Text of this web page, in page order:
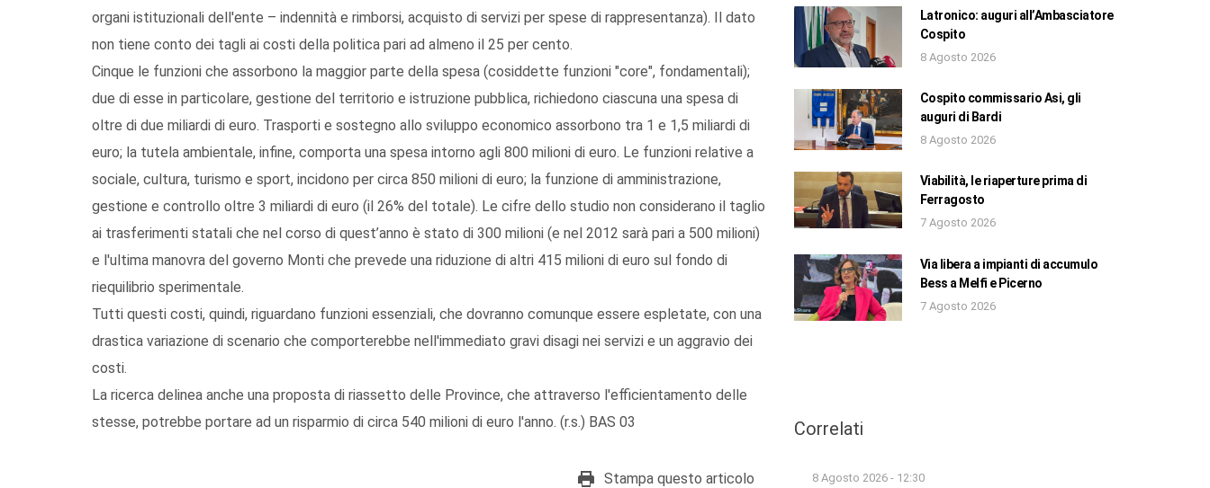
organi istituzionali dell'ente – indennità e rimborsi, acquisto di servizi per spese di rappresentanza). Il dato
non tiene conto dei tagli ai costi della politica pari ad almeno il 25 per cento.
Cinque le funzioni che assorbono la maggior parte della spesa (cosiddette funzioni "core", fondamentali);
due di esse in particolare, gestione del territorio e istruzione pubblica, richiedono ciascuna una spesa di
oltre di due miliardi di euro. Trasporti e sostegno allo sviluppo economico assorbono tra 1 e 1,5 miliardi di
euro; la tutela ambientale, infine, comporta una spesa intorno agli 800 milioni di euro. Le funzioni relative a
sociale, cultura, turismo e sport, incidono per circa 850 milioni di euro; la funzione di amministrazione,
gestione e controllo oltre 3 miliardi di euro (il 26% del totale). Le cifre dello studio non considerano il taglio
ai trasferimenti statali che nel corso di quest’anno è stato di 300 milioni (e nel 2012 sarà pari a 500 milioni)
e l'ultima manovra del governo Monti che prevede una riduzione di altri 415 milioni di euro sul fondo di
riequilibrio sperimentale.
Tutti questi costi, quindi, riguardano funzioni essenziali, che dovranno comunque essere espletate, con una
drastica variazione di scenario che comporterebbe nell'immediato gravi disagi nei servizi e un aggravio dei
costi.
La ricerca delinea anche una proposta di riassetto delle Province, che attraverso l'efficientamento delle
stesse, potrebbe portare ad un risparmio di circa 540 milioni di euro l'anno. (r.s.) BAS 03
Stampa questo articolo
Latronico: auguri all’Ambasciatore
Cospito
8 Agosto 2026
Cospito commissario Asi, gli
auguri di Bardi
8 Agosto 2026
Viabilità, le riaperture prima di
Ferragosto
7 Agosto 2026
Via libera a impianti di accumulo
Bess a Melfi e Picerno
7 Agosto 2026
Correlati
8 Agosto 2026 - 12:30